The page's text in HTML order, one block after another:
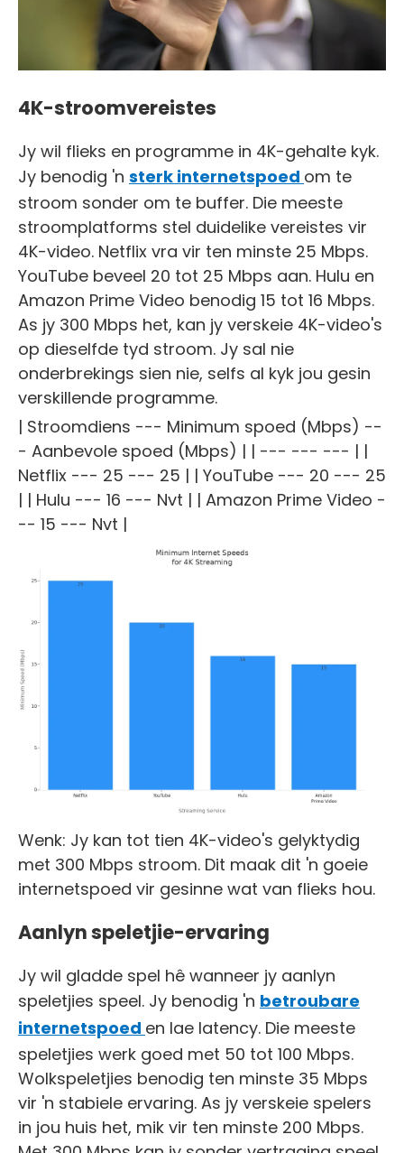
4K-stroomvereistes
Jy wil flieks en programme in 4K-gehalte kyk.
Jy benodig 'n sterk internetspoed om te
stroom sonder om te buffer. Die meeste
stroomplatforms stel duidelike vereistes vir
4K-video. Netflix vra vir ten minste 25 Mbps.
YouTube beveel 20 tot 25 Mbps aan. Hulu en
Amazon Prime Video benodig 15 tot 16 Mbps.
As jy 300 Mbps het, kan jy verskeie 4K-video's
op dieselfde tyd stroom. Jy sal nie
onderbrekings sien nie, selfs al kyk jou gesin
verskillende programme.
| Stroomdiens --- Minimum spoed (Mbps) --
- Aanbevole spoed (Mbps) | | --- --- --- | |
Netflix --- 25 --- 25 | | YouTube --- 20 --- 25
| | Hulu --- 16 --- Nvt | | Amazon Prime Video -
-- 15 --- Nvt |
Wenk: Jy kan tot tien 4K-video's gelyktydig
met 300 Mbps stroom. Dit maak dit 'n goeie
internetspoed vir gesinne wat van flieks hou.
Aanlyn speletjie-ervaring
Jy wil gladde spel hê wanneer jy aanlyn
speletjies speel. Jy benodig 'n betroubare
internetspoed en lae latency. Die meeste
speletjies werk goed met 50 tot 100 Mbps.
Wolkspeletjies benodig ten minste 35 Mbps
vir 'n stabiele ervaring. As jy verskeie spelers
in jou huis het, mik vir ten minste 200 Mbps.